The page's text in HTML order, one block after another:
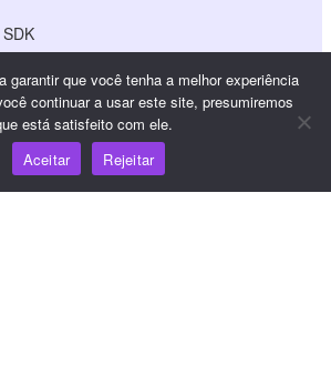
garantir que você tenha a melhor experiência
continuar a usar este site, presumiremos
está satisfeito com ele.
Aceitar
Rejeitar